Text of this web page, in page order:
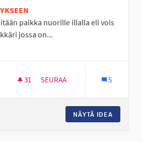
paikka nuorille illalla eli vois
jossa on...
mukaan: Itäinen Seinäjoki
31 31 SEURAAJAA
SEURAA 5
NÄYTÄ IDEA